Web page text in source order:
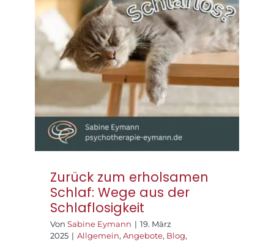
Praxisräume
Kontakt
Zurück zum
erholsamen Schlaf:
Wege aus der
Schlaflosigkeit
Zurück zum erholsamen
Schlaf: Wege aus der
Schlaflosigkeit
Von Sabine Eymann | 19. März
2025 | Allgemein, Angebote, Blog,